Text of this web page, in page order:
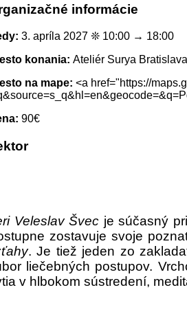
informácie
3. apríla 2027 ❊ 10:00 → 18:00
konania: Ateliér Surya
na mape: <a href="https://
90€
Veleslav Švec je súčasný
zostavuje svoje
. Je tiež jeden zo
liečebných postupov.
v hlbokom sústredení,